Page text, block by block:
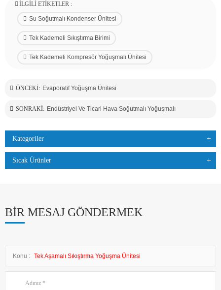
İLGILI ETIKETLER :
Su Soğutmalı Kondenser Ünitesi
Tek Kademeli Sıkıştırma Birimi
Tek Kademeli Kompresör Yoğuşmalı Ünitesi
ÖNCEKI: Evaporatif Yoğuşma Ünitesi
SONRAKI: Endüstriyel Ve Ticari Hava Soğutmalı Yoğuşmalı
Kategoriler
Sıcak Ürünler
BIR MESAJ GÖNDERMEK
Konu : Tek Aşamalı Sıkıştırma Yoğuşma Ünitesi